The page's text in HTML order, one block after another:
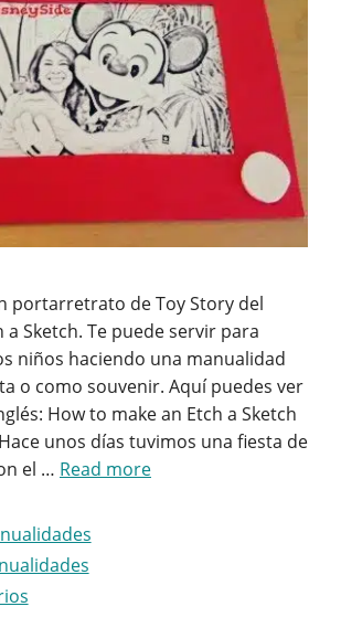
portarretrato de Toy Story del
a Sketch. Te puede servir para
niños haciendo una manualidad
o como souvenir. Aquí puedes ver
How to make an Etch a Sketch
unos días tuvimos una fiesta de
el … Read more